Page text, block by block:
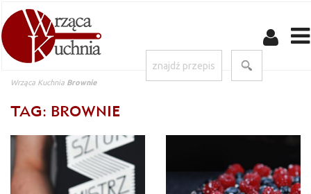
Wrząca Kuchnia Brownie
TAG: BROWNIE